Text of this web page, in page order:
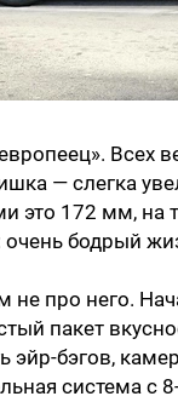
Всех
— слегка
это 172 мм, на
бодрый
не про него.
пакет
бэгов,
система